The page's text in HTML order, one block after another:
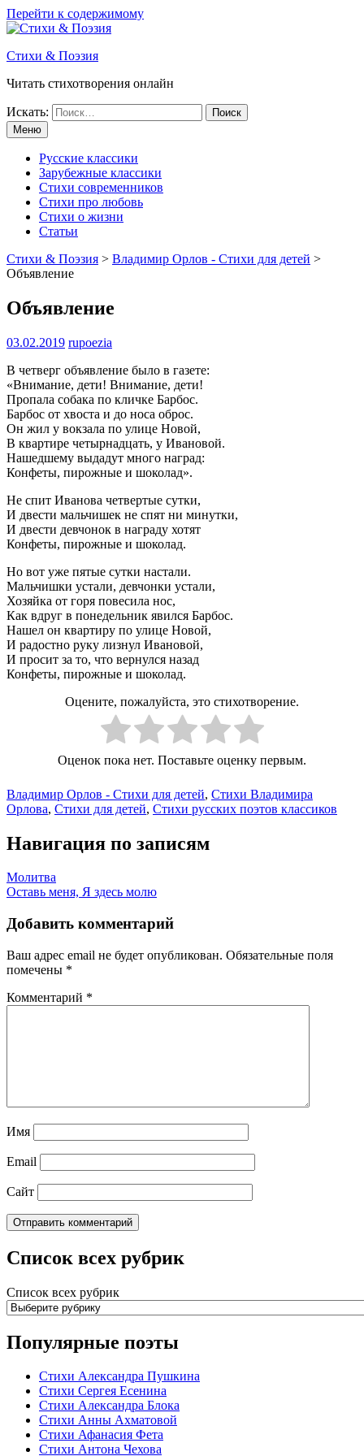
Перейти к содержимому
Стихи & Поэзия
Читать стихотворения онлайн
Искать:
Меню
Русские классики
Зарубежные классики
Стихи современников
Стихи про любовь
Стихи о жизни
Статьи
Стихи & Поэзия > Владимир Орлов - Стихи для детей >
Объявление
Объявление
03.02.2019 rupoezia
В четверг объявление было в газете:
«Внимание, дети! Внимание, дети!
Пропала собака по кличке Барбос.
Барбос от хвоста и до носа оброс.
Он жил у вокзала по улице Новой,
В квартире четырнадцать, у Ивановой.
Нашедшему выдадут много наград:
Конфеты, пирожные и шоколад».
Не спит Иванова четвертые сутки,
И двести мальчишек не спят ни минутки,
И двести девчонок в награду хотят
Конфеты, пирожные и шоколад.
Но вот уже пятые сутки настали.
Мальчишки устали, девчонки устали,
Хозяйка от горя повесила нос,
Как вдруг в понедельник явился Барбос.
Нашел он квартиру по улице Новой,
И радостно руку лизнул Ивановой,
И просит за то, что вернулся назад
Конфеты, пирожные и шоколад.
Оцените, пожалуйста, это стихотворение.
Оценок пока нет. Поставьте оценку первым.
Владимир Орлов - Стихи для детей, Стихи Владимира
Орлова, Стихи для детей, Стихи русских поэтов классиков
Навигация по записям
Молитва
Оставь меня, Я здесь молю
Добавить комментарий
Ваш адрес email не будет опубликован. Обязательные поля
помечены *
Комментарий *
Имя
Email
Сайт
Список всех рубрик
Список всех рубрик
Популярные поэты
Стихи Александра Пушкина
Стихи Сергея Есенина
Стихи Александра Блока
Стихи Анны Ахматовой
Стихи Афанасия Фета
Стихи Антона Чехова